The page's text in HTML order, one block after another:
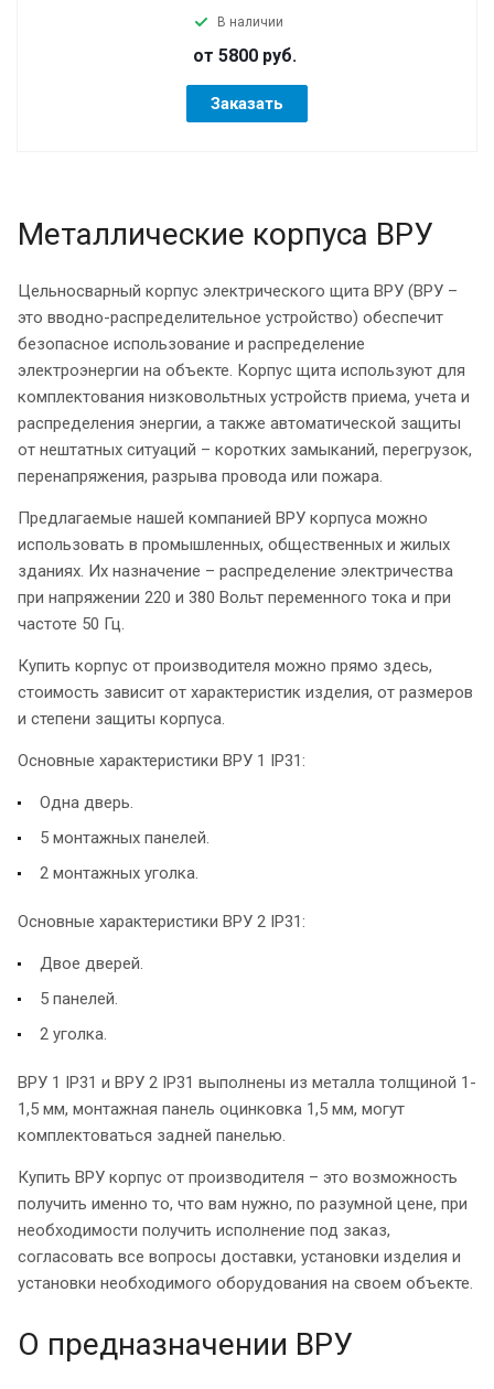
В наличии
от 5800 руб.
Заказать
Металлические корпуса ВРУ
Цельносварный корпус электрического щита ВРУ (ВРУ –
это вводно-распределительное устройство) обеспечит
безопасное использование и распределение
электроэнергии на объекте. Корпус щита используют для
комплектования низковольтных устройств приема, учета и
распределения энергии, а также автоматической защиты
от нештатных ситуаций – коротких замыканий, перегрузок,
перенапряжения, разрыва провода или пожара.
Предлагаемые нашей компанией ВРУ корпуса можно
использовать в промышленных, общественных и жилых
зданиях. Их назначение – распределение электричества
при напряжении 220 и 380 Вольт переменного тока и при
частоте 50 Гц.
Купить корпус от производителя можно прямо здесь,
стоимость зависит от характеристик изделия, от размеров
и степени защиты корпуса.
Основные характеристики ВРУ 1 IP31:
Одна дверь.
5 монтажных панелей.
2 монтажных уголка.
Основные характеристики ВРУ 2 IP31:
Двое дверей.
5 панелей.
2 уголка.
ВРУ 1 IP31 и ВРУ 2 IP31 выполнены из металла толщиной 1-
1,5 мм, монтажная панель оцинковка 1,5 мм, могут
комплектоваться задней панелью.
Купить ВРУ корпус от производителя – это возможность
получить именно то, что вам нужно, по разумной цене, при
необходимости получить исполнение под заказ,
согласовать все вопросы доставки, установки изделия и
установки необходимого оборудования на своем объекте.
О предназначении ВРУ